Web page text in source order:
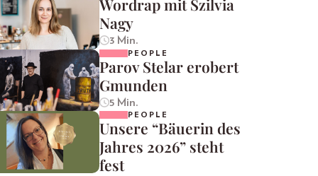
Wordrap mit Szilvia
Nagy
3 Min.
PEOPLE
Parov Stelar erobert
Gmunden
5 Min.
PEOPLE
Unsere “Bäuerin des
Jahres 2026” steht
fest